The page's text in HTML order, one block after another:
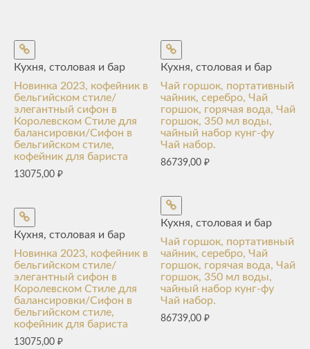
Кухня, столовая и бар
Новинка 2023, кофейник в
бельгийском стиле/
элегантный сифон в
Королевском Стиле для
балансировки/Сифон в
бельгийском стиле,
кофейник для бариста
13075,00 ₽
Кухня, столовая и бар
Новинка 2023, кофейник в
бельгийском стиле/
элегантный сифон в
Королевском Стиле для
балансировки/Сифон в
бельгийском стиле,
кофейник для бариста
13075,00 ₽
Кухня, столовая и бар
Чай горшок, портативный
чайник, серебро, Чай
горшок, горячая вода, Чай
горшок, 350 мл воды,
чайный набор кунг-фу
Чай набор.
86739,00₽
Кухня, столовая и бар
Чай горшок, портативный
чайник, серебро, Чай
горшок, горячая вода, Чай
горшок, 350 мл воды,
чайный набор кунг-фу
Чай набор.
86739,00₽